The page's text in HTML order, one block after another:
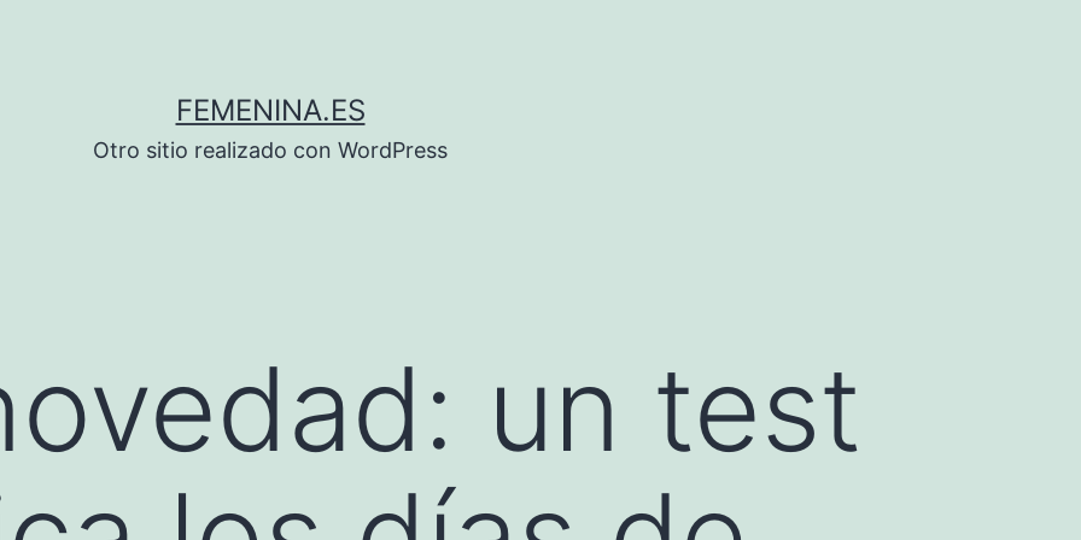
FEMENINA.ES
Otro sitio realizado con WordPress
un test